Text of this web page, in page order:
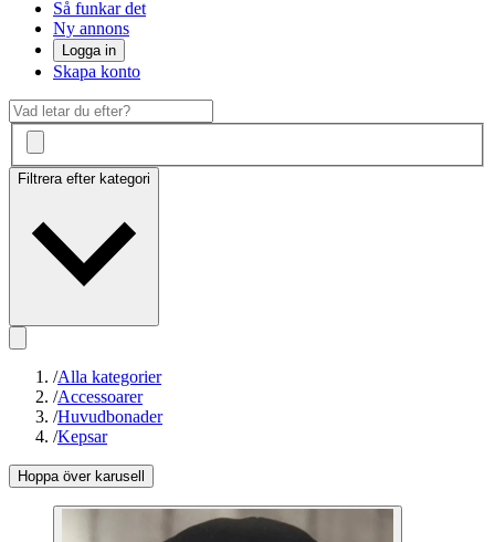
Så funkar det
Ny annons
Logga in
Skapa konto
Filtrera efter kategori
/Alla kategorier
/Accessoarer
/Huvudbonader
/Kepsar
Hoppa över karusell